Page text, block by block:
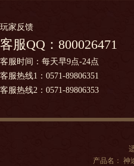
玩家反馈
客服QQ： 800026471
客服时间：每天早9点-24点
客服热线1：0571-89806351
客服热线2：0571-89806353
产品名： 神